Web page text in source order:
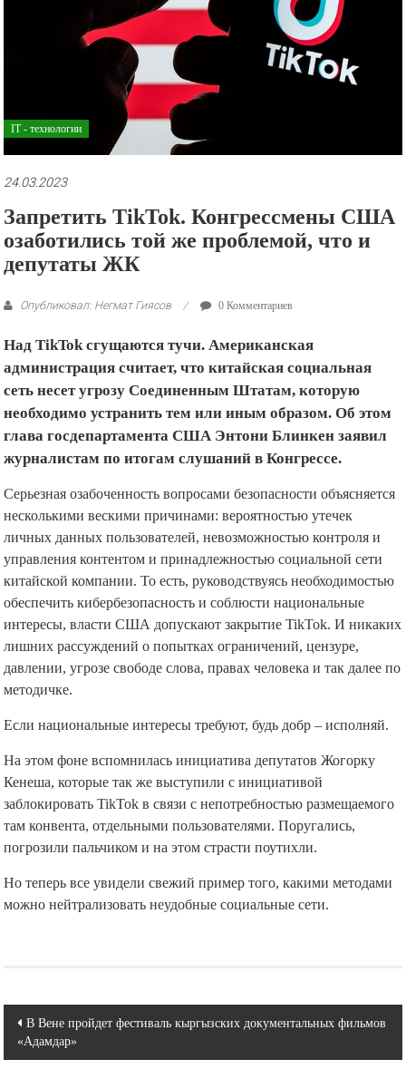
IT - технологии
24.03.2023
Запретить TikTok. Конгрессмены США
озаботились той же проблемой, что и
депутаты ЖК
Опубликовал: Негмат Гиясов 0 Комментариев
Над TikTok сгущаются тучи. Американская
администрация считает, что китайская социальная
сеть несет угрозу Соединенным Штатам, которую
необходимо устранить тем или иным образом. Об этом
глава госдепартамента США Энтони Блинкен заявил
журналистам по итогам слушаний в Конгрессе.
Серьезная озабоченность вопросами безопасности объясняется
несколькими вескими причинами: вероятностью утечек
личных данных пользователей, невозможностью контроля и
управления контентом и принадлежностью социальной сети
китайской компании. То есть, руководствуясь необходимостью
обеспечить кибербезопасность и соблюсти национальные
интересы, власти США допускают закрытие TikTok. И никаких
лишних рассуждений о попытках ограничений, цензуре,
давлении, угрозе свободе слова, правах человека и так далее по
методичке.
Если национальные интересы требуют, будь добр – исполняй.
На этом фоне вспомнилась инициатива депутатов Жогорку
Кенеша, которые так же выступили с инициативой
заблокировать TikTok в связи с непотребностью размещаемого
там конвента, отдельными пользователями. Поругались,
погрозили пальчиком и на этом страсти поутихли.
Но теперь все увидели свежий пример того, какими методами
можно нейтрализовать неудобные социальные сети.
Навигация
по
В Вене пройдет фестиваль кыргызских документальных фильмов
«Адамдар»